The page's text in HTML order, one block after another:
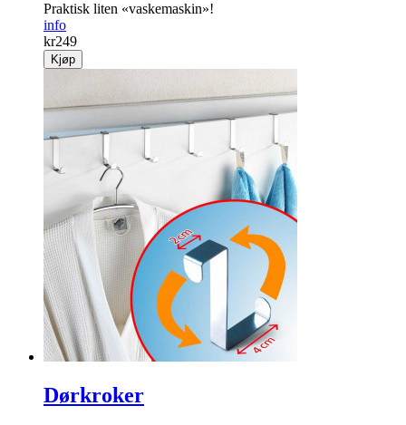
Praktisk liten «vaskemaskin»!
info
kr249
Kjøp
Dørkroker